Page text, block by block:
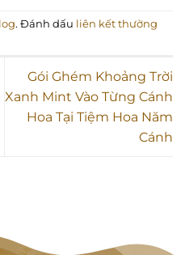
. Đánh dấu liên kết thường
Gói Ghém Khoảng Trời
Xanh Mint Vào Từng Cánh
Hoa Tại Tiệm Hoa Năm
Cánh